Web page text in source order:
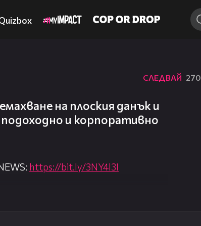
СЛЕДВАЙ 270
на плоския данък и
и корпоративно
https://bit.ly/3NY4l3I
live/news